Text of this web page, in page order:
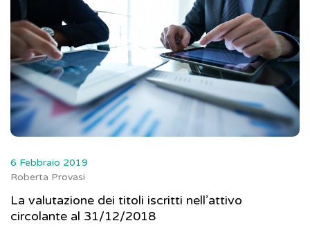
6 Febbraio 2019
Roberta Provasi
La valutazione dei titoli iscritti nell’attivo
circolante al 31/12/2018